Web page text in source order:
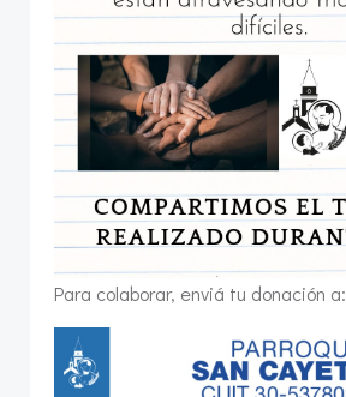
Para colaborar, enviá tu donación a: